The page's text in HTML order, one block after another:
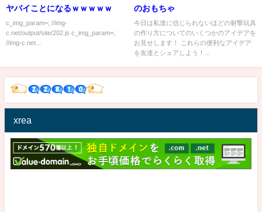
ヤバイことになるｗｗｗｗｗ
c_img_param=; //img-
c.net/output/site/202.js c_img_param=;
//img-c.net...
のおもちゃ
今日は私達に信じられないほどの射撃玩具
の作り方についてのいくつかのアイデアを
お見せします！ これらの便利なアイデア
を友達とシェアしよう！...
xrea